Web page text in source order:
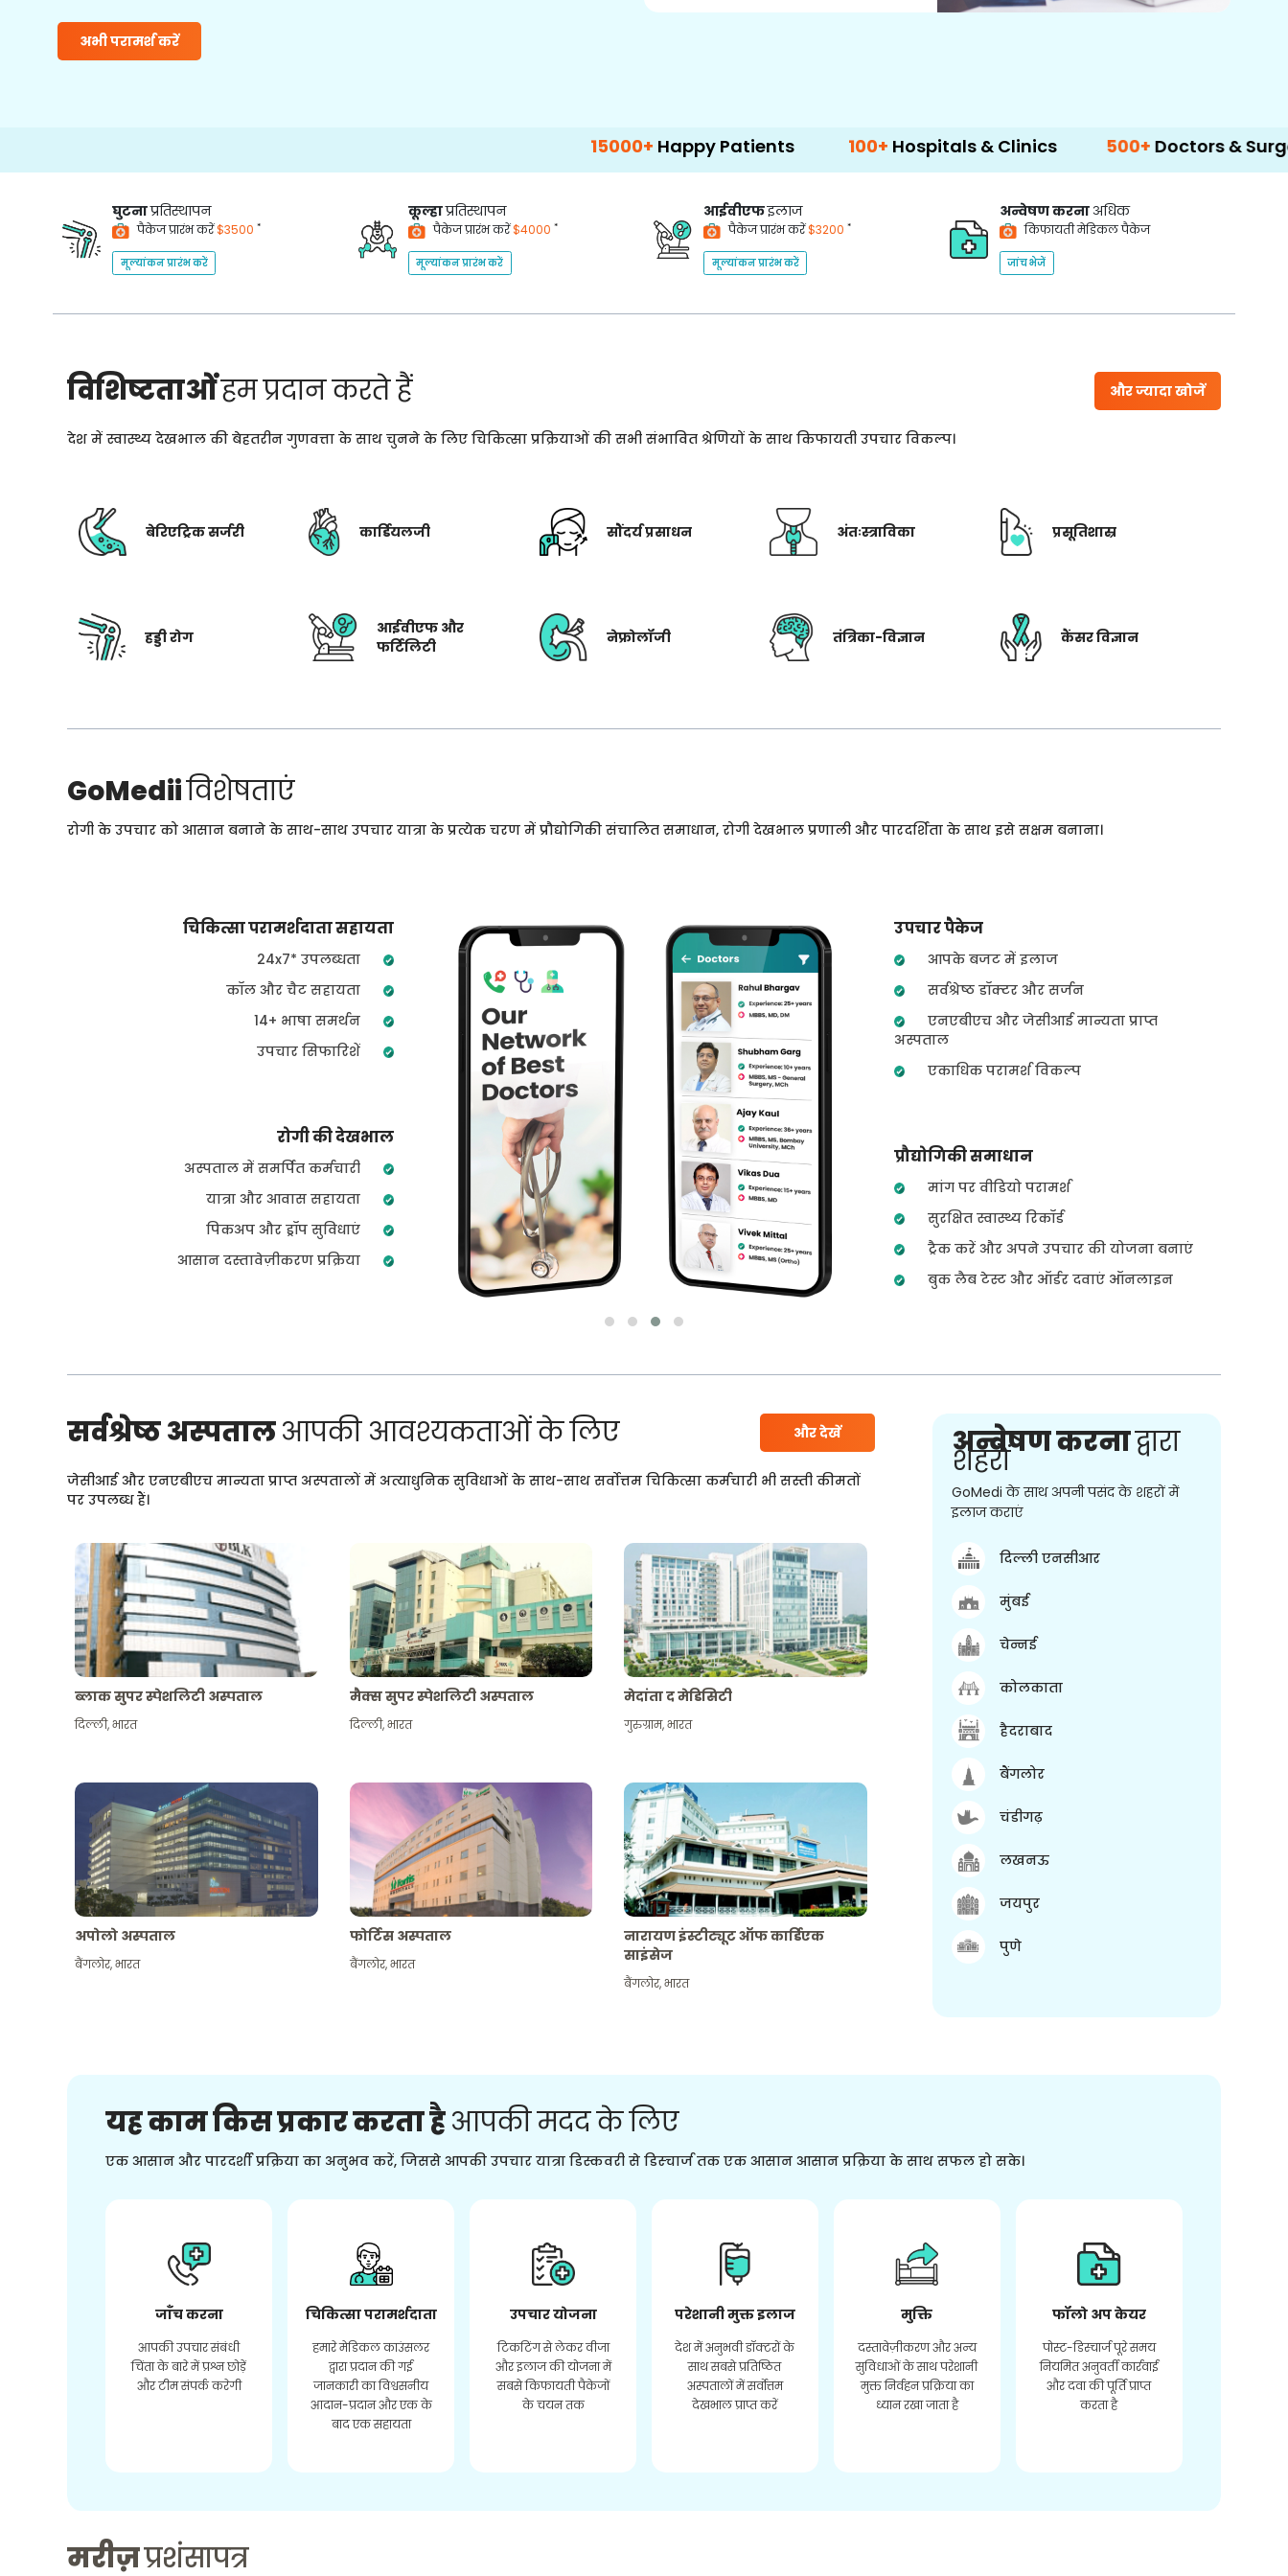
अभी परामर्श करें
Happy Patients 100+Hospitals & Clinics 500+Doctors & Surgeons
घुटनाप्रतिस्थापन
पैकेज प्रारंभ करें$3500 *
मूल्यांकन प्रारंभ करें
कूल्हाप्रतिस्थापन
पैकेज प्रारंभ करें$4000 *
मूल्यांकन प्रारंभ करें
आईवीएफइलाज
पैकेज प्रारंभ करें$3200 *
मूल्यांकन प्रारंभ करें
अन्वेषण करना अधिक
किफायती मेडिकल पैकेज
जांच भेजें
विशिष्टताओंहम प्रदान करते हैं और ज्यादा खोजें
देश में स्वास्थ्य देखभाल की बेहतरीन गुणवत्ता के साथ चुनने के लिए चिकित्सा प्रक्रियाओं की सभी संभावित श्रेणियों के साथ किफायती उपचार विकल्प।
बेरिएट्रिक सर्जरी कार्डियलजी सौंदर्य प्रसाधन अंतःस्त्राविका प्रसूतिशास्र
हड्डी रोग
आईवीएफ और
फर्टिलिटी
नेफ्रोलॉजी तंत्रिका-विज्ञान कैंसर विज्ञान
GoMediiविशेषताएं
रोगी के उपचार को आसान बनाने के साथ-साथ उपचार यात्रा के प्रत्येक चरण में प्रौद्योगिकी संचालित समाधान, रोगी देखभाल प्रणाली और पारदर्शिता के साथ इसे सक्षम बनाना।
चिकित्सा परामर्शदाता सहायता
24x7* उपलब्धता
कॉल और चैट सहायता
14+ भाषा समर्थन
उपचार सिफारिशें
रोगी की देखभाल
अस्पताल में समर्पित कर्मचारी
यात्रा और आवास सहायता
पिकअप और ड्रॉप सुविधाएं
आसान दस्तावेज़ीकरण प्रक्रिया
उपचार पैकेज
आपके बजट में इलाज
सर्वश्रेष्ठ डॉक्टर और सर्जन
एनएबीएच और जेसीआई मान्यता प्राप्त
अस्पताल
एकाधिक परामर्श विकल्प
प्रौद्योगिकी समाधान
मांग पर वीडियो परामर्श
सुरक्षित स्वास्थ्य रिकॉर्ड
ट्रैक करें और अपने उपचार की योजना बनाएं
बुक लैब टेस्ट और ऑर्डर दवाएं ऑनलाइन
सर्वश्रेष्ठ अस्पतालआपकी आवश्यकताओं के लिए और देखें
जेसीआई और एनएबीएच मान्यता प्राप्त अस्पतालों में अत्याधुनिक सुविधाओं के साथ-साथ सर्वोत्तम चिकित्सा कर्मचारी भी सस्ती कीमतों
पर उपलब्ध हैं।
ब्लाक सुपर स्पेशलिटी अस्पताल
दिल्ली,भारत
मैक्स सुपर स्पेशलिटी अस्पताल
दिल्ली,भारत
मेदांता द मेडिसिटी
गुरुग्राम,भारत
अपोलो अस्पताल
बैंगलोर,भारत
फोर्टिस अस्पताल
बैंगलोर,भारत
नारायण इंस्टीट्यूट ऑफ कार्डिएक
साइंसेज
बैंगलोर,भारत
अन्वेषण करनाद्वारा
शहरों
GoMedi के साथ अपनी पसंद के शहरों में
इलाज कराएं
दिल्ली एनसीआर
मुंबई
चेन्नई
कोलकाता
हैदराबाद
बैंगलोर
चंडीगढ़
लखनऊ
जयपुर
पुणे
यह काम किस प्रकार करता हैआपकी मदद के लिए
एक आसान और पारदर्शी प्रक्रिया का अनुभव करें, जिससे आपकी उपचार यात्रा डिस्कवरी से डिस्चार्ज तक एक आसान आसान प्रक्रिया के साथ सफल हो सके।
जाँच करना
आपकी उपचार संबंधी
चिंता के बारे में प्रश्न छोड़ें
और टीम संपर्क करेगी
चिकित्सा परामर्शदाता
हमारे मेडिकल काउंसलर
द्वारा प्रदान की गई
जानकारी का विश्वसनीय
आदान-प्रदान और एक के
बाद एक सहायता
उपचार योजना
टिकटिंग से लेकर वीजा
और इलाज की योजना में
सबसे किफायती पैकेजों
के चयन तक
परेशानी मुक्त इलाज
देश में अनुभवी डॉक्टरों के
साथ सबसे प्रतिष्ठित
अस्पतालों में सर्वोत्तम
देखभाल प्राप्त करें
मुक्ति
दस्तावेज़ीकरण और अन्य
सुविधाओं के साथ परेशानी
मुक्त निर्वहन प्रक्रिया का
ध्यान रखा जाता है
फॉलो अप केयर
पोस्ट-डिस्चार्ज पूरे समय
नियमित अनुवर्ती कार्रवाई
और दवा की पूर्ति प्राप्त
करता है
मरीज़प्रशंसापत्र